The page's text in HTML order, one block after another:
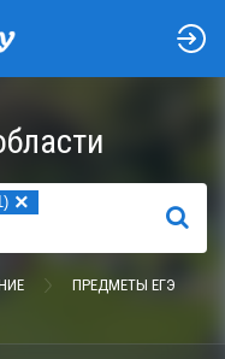
×
НАЙТИ
ПРЕДМЕТЫ ЕГЭ